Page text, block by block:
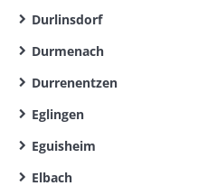
Durlinsdorf
Durmenach
Durrenentzen
Eglingen
Eguisheim
Elbach